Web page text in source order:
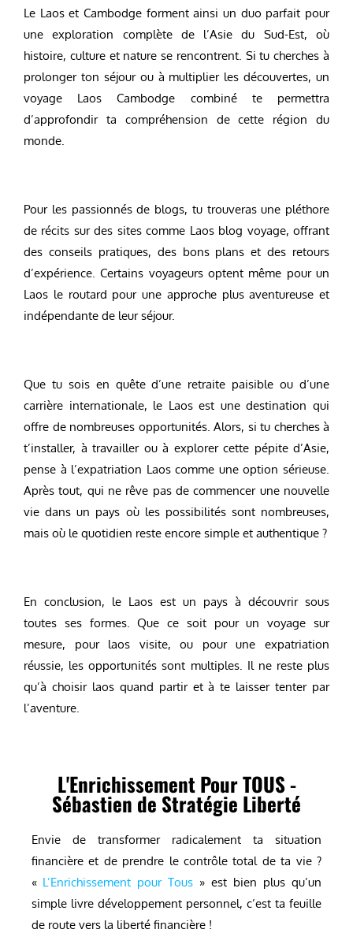
Le Laos et Cambodge forment ainsi un duo parfait pour
une exploration complète de l’Asie du Sud-Est, où
histoire, culture et nature se rencontrent. Si tu cherches à
prolonger ton séjour ou à multiplier les découvertes, un
voyage Laos Cambodge combiné te permettra
d’approfondir ta compréhension de cette région du
monde.
Pour les passionnés de blogs, tu trouveras une pléthore
de récits sur des sites comme Laos blog voyage, offrant
des conseils pratiques, des bons plans et des retours
d’expérience. Certains voyageurs optent même pour un
Laos le routard pour une approche plus aventureuse et
indépendante de leur séjour.
Que tu sois en quête d’une retraite paisible ou d’une
carrière internationale, le Laos est une destination qui
offre de nombreuses opportunités. Alors, si tu cherches à
t’installer, à travailler ou à explorer cette pépite d’Asie,
pense à l’expatriation Laos comme une option sérieuse.
Après tout, qui ne rêve pas de commencer une nouvelle
vie dans un pays où les possibilités sont nombreuses,
mais où le quotidien reste encore simple et authentique ?
En conclusion, le Laos est un pays à découvrir sous
toutes ses formes. Que ce soit pour un voyage sur
mesure, pour laos visite, ou pour une expatriation
réussie, les opportunités sont multiples. Il ne reste plus
qu’à choisir laos quand partir et à te laisser tenter par
l’aventure.
L'Enrichissement Pour TOUS -
Sébastien de Stratégie Liberté
Envie de transformer radicalement ta situation
financière et de prendre le contrôle total de ta vie ?
« L’Enrichissement pour Tous » est bien plus qu’un
simple livre développement personnel, c’est ta feuille
de route vers la liberté financière !